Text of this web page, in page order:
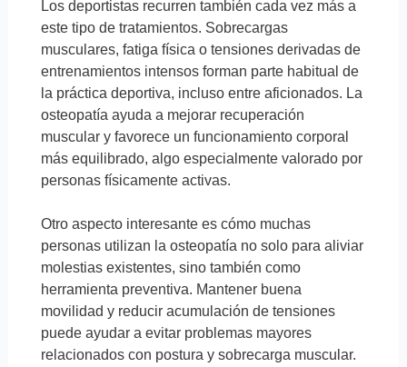
Los deportistas recurren también cada vez más a
este tipo de tratamientos. Sobrecargas
musculares, fatiga física o tensiones derivadas de
entrenamientos intensos forman parte habitual de
la práctica deportiva, incluso entre aficionados. La
osteopatía ayuda a mejorar recuperación
muscular y favorece un funcionamiento corporal
más equilibrado, algo especialmente valorado por
personas físicamente activas.
Otro aspecto interesante es cómo muchas
personas utilizan la osteopatía no solo para aliviar
molestias existentes, sino también como
herramienta preventiva. Mantener buena
movilidad y reducir acumulación de tensiones
puede ayudar a evitar problemas mayores
relacionados con postura y sobrecarga muscular.